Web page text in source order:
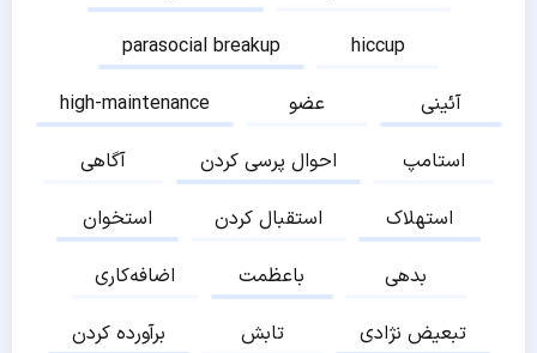
parasocial breakup
hiccup
high-maintenance
عضو
آئینی
آگاهی
احوال پرسی کردن
استامپ
استخوان
استقبال کردن
استهلاک
اضافه‌کاری
باعظمت
بدهی
برآورده کردن
تابش
تبعیض نژادی